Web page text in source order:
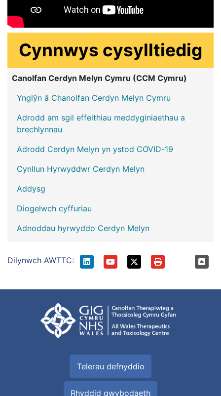
Cynnwys cysylltiedig
Canolfan Cerdyn Melyn Cymru (CCM Cymru)
Ynglŷn â Chanolfan Cerdyn Melyn Cymru
Adrodd am sgil effeithiau meddyginiaethau a
brechlynnau
Adrodd Cerdyn Melyn yn ystod COVID-19
Cynllun Hyrwyddwr Cerdyn Melyn
Addysg
Diogelwch cyffuriau
Adnoddau hyrwyddo Cerdyn Melyn
Dilynwch AWTTC:
Telerau defnyddio
Rhyddid gwybodaeth